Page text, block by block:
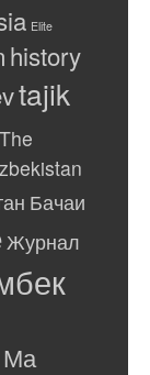
Elite
history
tajik
The
Бачаи
Журнал
Ма